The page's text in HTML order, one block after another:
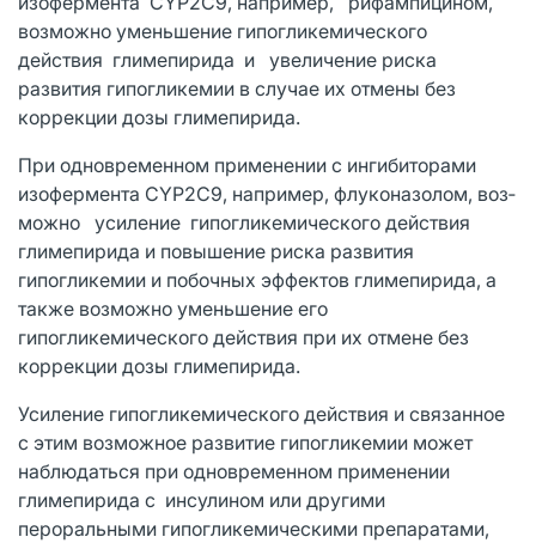
возможно уменьшение гипогликемического
действия глимепирида и увеличение риска
развития гипогликемии в случае их отмены без
коррекции дозы глимепирида.
При одновременном при­менении с ингибиторами
изофермента CYP2C9, например, флуконазолом, воз­
можно усиление гипогликемического действия
глимепирида и повышение рис­ка развития
гипогликемии и побочных эффектов глимепирида, а
также возможно уменьшение его
гипогликемического действия при их отмене без
коррекции дозы глимепирида.
Усиление гипоглике­мического действия и связанное
с этим возможное развитие гипогликемии может
наблюдаться при одновременном приме­нении
глимепирида с инсулином или другими
пероральными гипогликемическими препаратами,